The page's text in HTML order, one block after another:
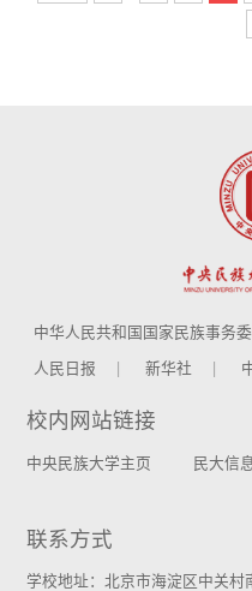
中华人民共和国国家民族事务
人民日报
新华社
校内网站链接
中央民族大学主页 民大信
联系方式
学校地址：北京市海淀区中关村